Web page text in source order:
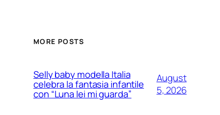
MORE POSTS
Selly baby modella Italia
celebra la fantasia infantile
con “Luna lei mi guarda”
August
5, 2026